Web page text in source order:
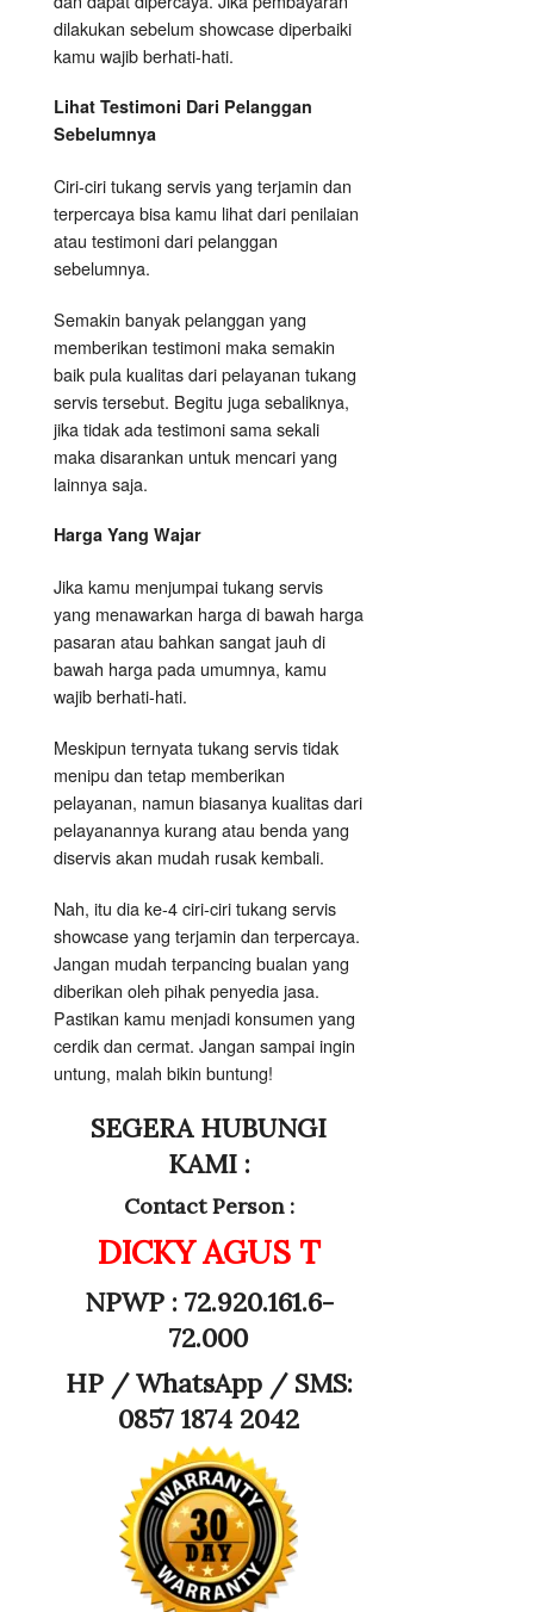
dilakukan sebelum showcase diperbaiki
kamu wajib berhati-hati.
Lihat Testimoni Dari Pelanggan
Sebelumnya
Ciri-ciri tukang servis yang terjamin dan
terpercaya bisa kamu lihat dari penilaian
atau testimoni dari pelanggan
sebelumnya.
Semakin banyak pelanggan yang
memberikan testimoni maka semakin
baik pula kualitas dari pelayanan tukang
servis tersebut. Begitu juga sebaliknya,
jika tidak ada testimoni sama sekali
maka disarankan untuk mencari yang
lainnya saja.
Harga Yang Wajar
Jika kamu menjumpai tukang servis
yang menawarkan harga di bawah harga
pasaran atau bahkan sangat jauh di
bawah harga pada umumnya, kamu
wajib berhati-hati.
Meskipun ternyata tukang servis tidak
menipu dan tetap memberikan
pelayanan, namun biasanya kualitas dari
pelayanannya kurang atau benda yang
diservis akan mudah rusak kembali.
Nah, itu dia ke-4 ciri-ciri tukang servis
showcase yang terjamin dan terpercaya.
Jangan mudah terpancing bualan yang
diberikan oleh pihak penyedia jasa.
Pastikan kamu menjadi konsumen yang
cerdik dan cermat. Jangan sampai ingin
untung, malah bikin buntung!
SEGERA HUBUNGI
KAMI :
Contact Person :
DICKY AGUS T
NPWP : 72.920.161.6-
72.000
HP /WhatsApp / SMS:
0857 1874 2042